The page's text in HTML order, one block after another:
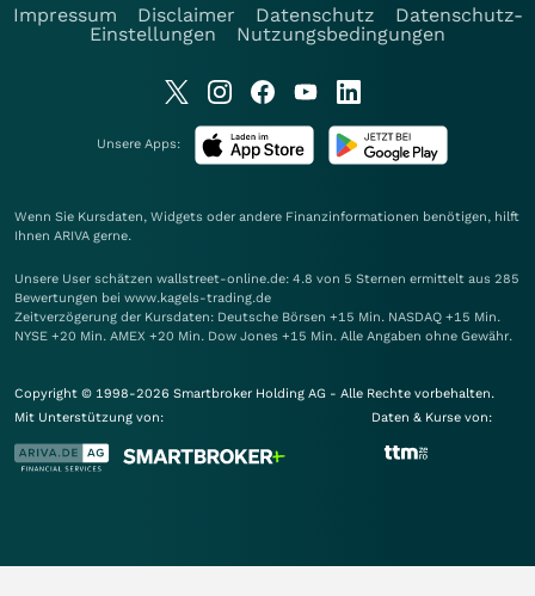
Impressum
Disclaimer Datenschutz
Datenschutz-
Einstellungen
Nutzungsbedingungen
Unsere Apps:
Wenn Sie Kursdaten, Widgets oder andere Finanzinformationen benötigen, hilft
Ihnen ARIVA gerne.
Unsere User schätzen wallstreet-online.de: 4.8 von 5 Sternen ermittelt aus 285
Bewertungen bei www.kagels-trading.de
Zeitverzögerung der Kursdaten: Deutsche Börsen +15 Min. NASDAQ +15 Min.
NYSE +20 Min. AMEX +20 Min. Dow Jones +15 Min. Alle Angaben ohne Gewähr.
Copyright © 1998-2026 Smartbroker Holding AG - Alle Rechte vorbehalten.
Mit Unterstützung von:
Daten & Kurse von: